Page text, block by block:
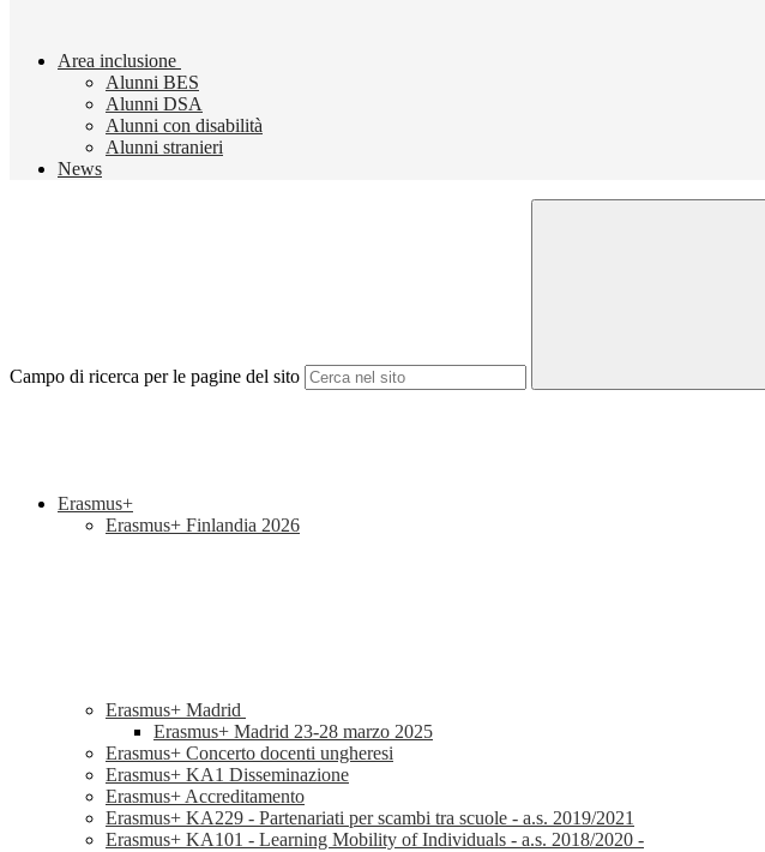
Area inclusione
Alunni BES
Alunni DSA
Alunni con disabilità
Alunni stranieri
News
Campo di ricerca per le pagine del sito
Erasmus+
Erasmus+ Finlandia 2026
Erasmus+ Madrid
Erasmus+ Madrid 23-28 marzo 2025
Erasmus+ Concerto docenti ungheresi
Erasmus+ KA1 Disseminazione
Erasmus+ Accreditamento
Erasmus+ KA229 - Partenariati per scambi tra scuole - a.s. 2019/2021
Erasmus+ KA101 - Learning Mobility of Individuals - a.s. 2018/2020 -